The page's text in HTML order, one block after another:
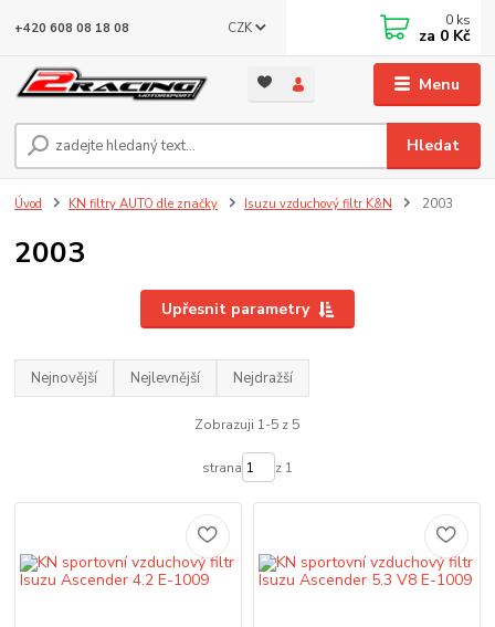
Menu
CZK
Hledat
+420 608 08 18 08 0 ks
za 0 Kč
Úvod KN filtry AUTO dle značky Isuzu vzduchový filtr K&N 2003
2003
Upřesnit parametry
Nejnovější Nejlevnější Nejdražší
Zobrazuji 1-5 z 5
strana z 1